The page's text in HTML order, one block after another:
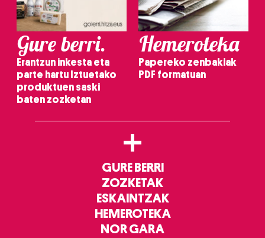
Gure berri.
Erantzun inkesta eta
parte hartu Iztuetako
produktuen saski
baten zozketan
Hemeroteka
Papereko zenbakiak
PDF formatuan
+
GURE BERRI
ZOZKETAK
ESKAINTZAK
HEMEROTEKA
NOR GARA